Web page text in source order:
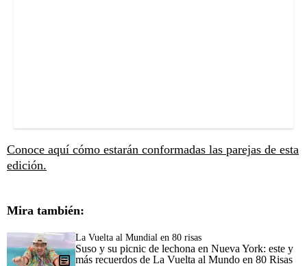
Conoce aquí cómo estarán conformadas las parejas de esta
edición.
Mira también:
La Vuelta al Mundial en 80 risas
Suso y su picnic de lechona en Nueva York: este y
más recuerdos de La Vuelta al Mundo en 80 Risas